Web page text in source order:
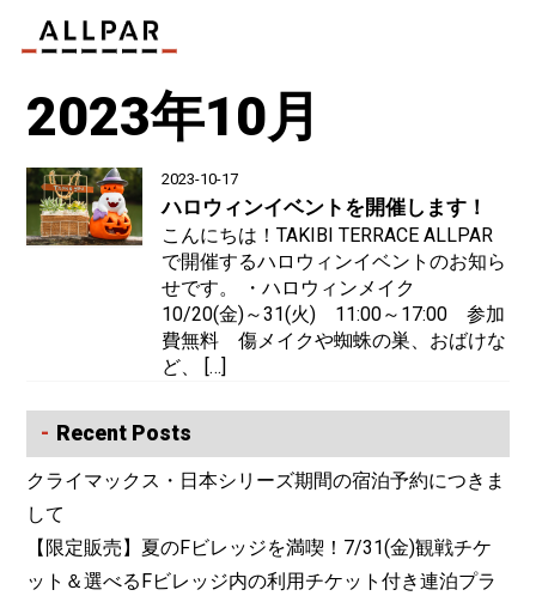
2023年10月
2023-10-17
ハロウィンイベントを開催します！
こんにちは！TAKIBI TERRACE ALLPAR
で開催するハロウィンイベントのお知ら
せです。 ・ハロウィンメイク
10/20(金)～31(火) 11:00～17:00 参加
費無料 傷メイクや蜘蛛の巣、おばけな
ど、 […]
Recent Posts
クライマックス・日本シリーズ期間の宿泊予約につきま
して
【限定販売】夏のFビレッジを満喫！7/31(金)観戦チケ
ット＆選べるFビレッジ内の利用チケット付き連泊プラ